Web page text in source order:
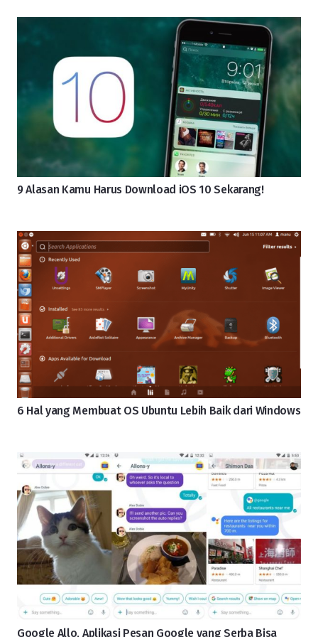
9 Alasan Kamu Harus Download iOS 10 Sekarang!
6 Hal yang Membuat OS Ubuntu Lebih Baik dari Windows
Google Allo, Aplikasi Pesan Google yang Serba Bisa